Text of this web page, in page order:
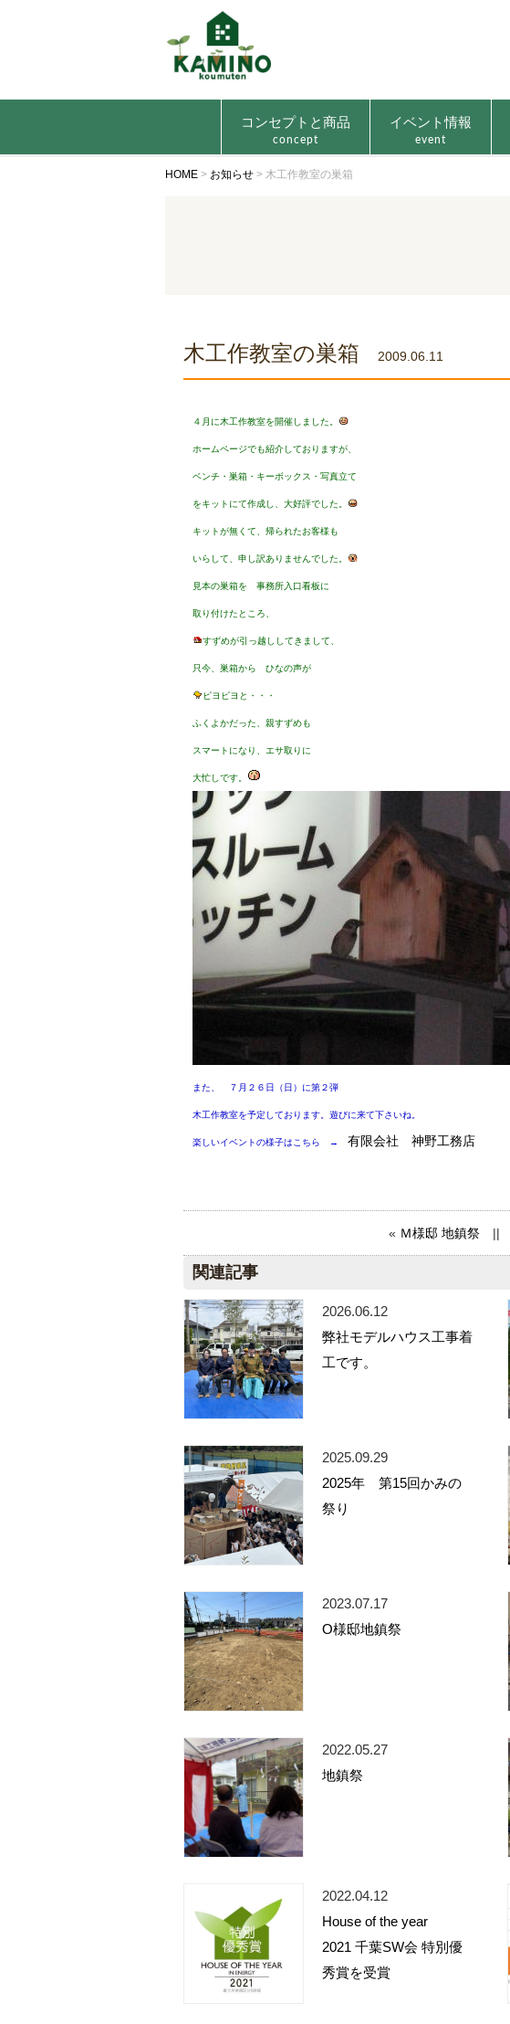
コンセプトと商品
concept
イベント情報
event
HOME > お知らせ > 木工作教室の巣箱
木工作教室の巣箱 2009.06.11
４月に木工作教室を開催しました。
ホームページでも紹介しておりますが、
ベンチ・巣箱・キーボックス・写真立て
をキットにて作成し、大好評でした。
キットが無くて、帰られたお客様も
いらして、申し訳ありませんでした。
見本の巣箱を 事務所入口看板に
取り付けたところ、
すずめが引っ越ししてきまして、
只今、巣箱から ひなの声が
ピヨピヨと・・・
ふくよかだった、親すずめも
スマートになり、エサ取りに
大忙しです。
また、 ７月２６日（日）に第２弾
木工作教室を予定しております。遊びに来て下さいね。
楽しいイベントの様子はこちら → 有限会社 神野工務店
« Ｍ様邸 地鎮祭 ||
関連記事
2026.06.12
弊社モデルハウス工事着
工です。
2025.09.29
2025年 第15回かみの
祭り
2023.07.17
O様邸地鎮祭
2022.05.27
地鎮祭
2022.04.12
House of the year
2021 千葉SW会 特別優
秀賞を受賞